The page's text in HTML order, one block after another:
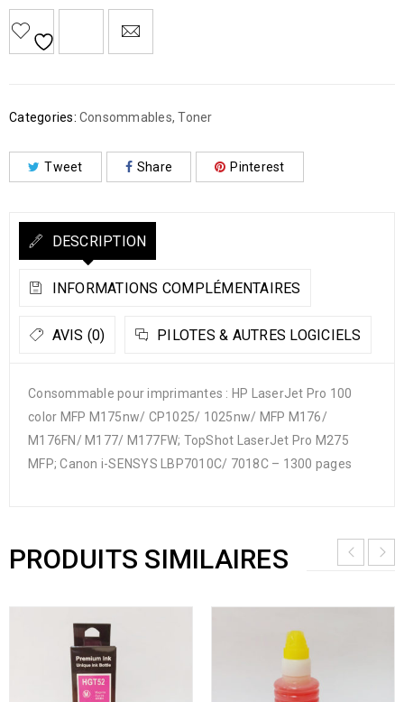
Categories: Consommables,Toner
Tweet Share Pinterest
DESCRIPTION
INFORMATIONS COMPLÉMENTAIRES
AVIS (0) PILOTES & AUTRES LOGICIELS
Consommable pour imprimantes : HP LaserJet Pro 100
color MFP M175nw/ CP1025/ 1025nw/ MFP M176/
M176FN/ M177/ M177FW; TopShot LaserJet Pro M275
MFP; Canon i-SENSYS LBP7010C/ 7018C – 1300 pages
PRODUITS SIMILAIRES